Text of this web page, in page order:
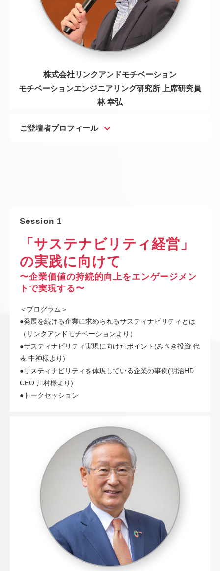
株式会社リンクアンドモチベーション
モチベーションエンジニアリング研究所 上席研究員
林 幸弘
ご登壇者プロフィール
Session 1
「サステナビリティ経営」
の実践に向けて
〜企業価値の持続的向上をエンゲージメン
トで実現する〜
＜プログラム＞
●発展を続ける企業に求められるサスティナビリティとは
（リンクアンドモチベーションより）
●サスティナビリティ実現に向けたポイント(みさき投資 代
表 中神様より)
●サスティナビリティを体現している企業の事例(明治HD
CEO 川村様より)
●トークセッション